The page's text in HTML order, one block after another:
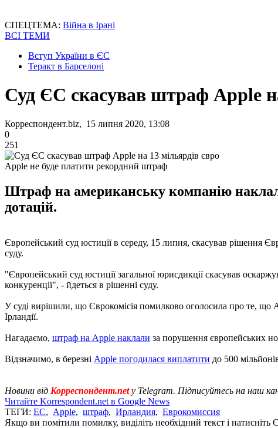
СПЕЦТЕМА: Війна в Ірані
ВСІ ТЕМИ
Вступ України в ЄС
Теракт в Барселоні
Суд ЄС скасував штраф Apple
Корреспондент.biz, 15 липня 2020, 13:08
0
251
Apple не буде платити рекордний штраф
Штраф на американську компанію
дотацій.
Європейський суд юстиції в середу, 15 липня, скасував рішення
суду.
"Європейський суд юстиції загальної юрисдикції скасував
конкуренції", - йдеться в рішенні суду.
У суді вирішили, що Єврокомісія помилково оголосила про те, що
Ірландії.
Нагадаємо, штраф на Apple наклали за порушення європейських
Відзначимо, в березні Apple погодилася виплатити до 500
Новини від Корреспондент.net у Telegram. Підписуйтесь на наш
Читайте Korrespondent.net в Google News
ТЕГИ: ЕС, Apple, штраф, Ирландия, Еврокомиссия
Якщо ви помітили помилку, виділіть необхідний текст і